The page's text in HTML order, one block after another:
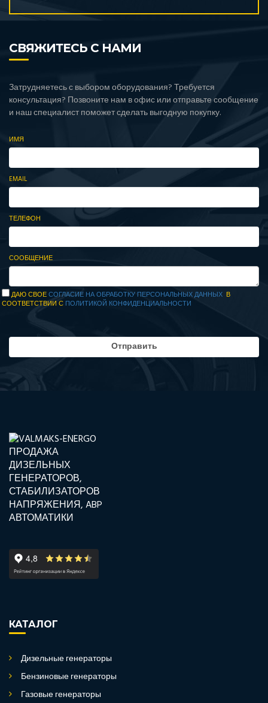
СВЯЖИТЕСЬ С НАМИ
Затрудняетесь с выбором оборудования? Требуется
консультация? Позвоните нам в офис или отправьте сообщение
и наш специалист поможет сделать выгодную покупку.
ИМЯ
EMAIL
ТЕЛЕФОН
СООБЩЕНИЕ
ДАЮ СВОЕСОГЛАСИЕ НА ОБРАБОТКУ ПЕРСОНАЛЬНЫХ ДАННЫХ В
СООТВЕТСТВИИ С ПОЛИТИКОЙ КОНФИДЕНЦИАЛЬНОСТИ
КАТАЛОГ
Дизельные генераторы
Бензиновые генераторы
Газовые генераторы